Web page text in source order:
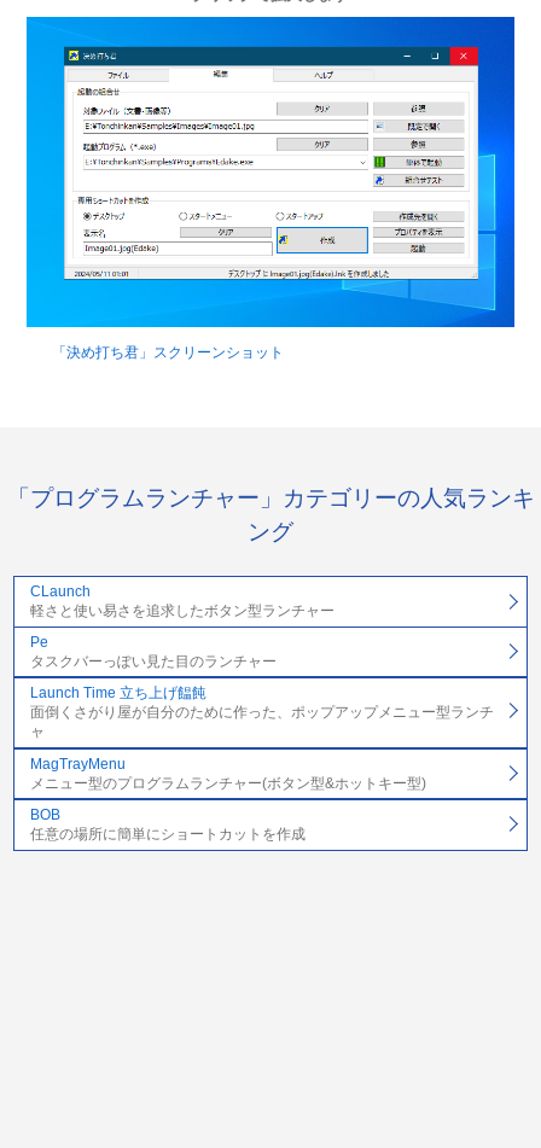
「決め打ち君」スクリーンショット
「プログラムランチャー」カテゴリーの人気ランキ
ング
CLaunch
軽さと使い易さを追求したボタン型ランチャー
Pe
タスクバーっぽい見た目のランチャー
Launch Time 立ち上げ饂飩
面倒くさがり屋が自分のために作った、ポップアップメニュー型ランチ
ャ
MagTrayMenu
メニュー型のプログラムランチャー(ボタン型&ホットキー型)
BOB
任意の場所に簡単にショートカットを作成